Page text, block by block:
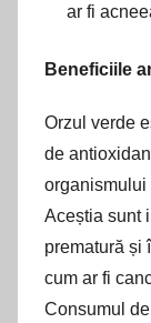
ar fi
Beneficiile
Orzul verde
de
organismului
Aceștia sunt
prematură și
cum ar fi
Consumul